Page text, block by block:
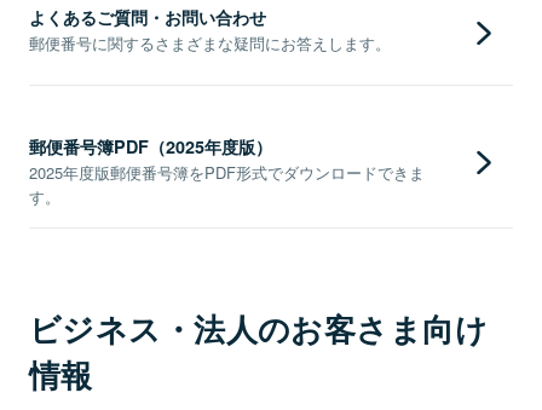
よくあるご質問・お問い合わせ
郵便番号に関するさまざまな疑問にお答えします。
郵便番号簿PDF（2025年度版）
2025年度版郵便番号簿をPDF形式でダウンロードできま
す。
ビジネス・法人のお客さま向け
情報